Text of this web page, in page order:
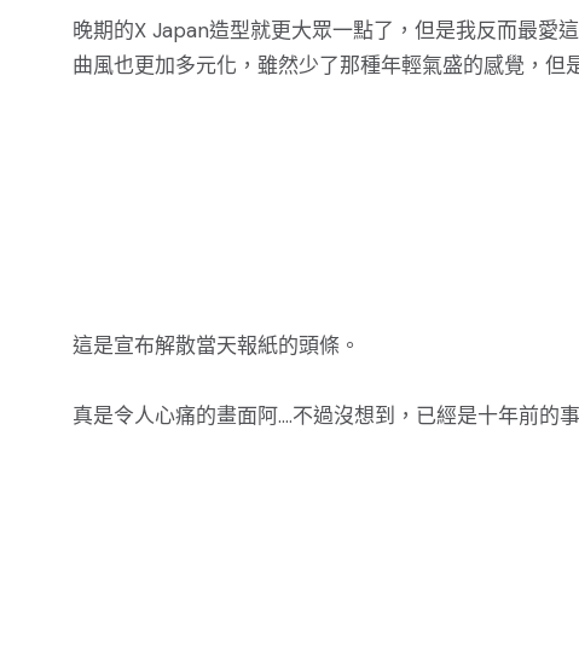
晚期的X Japan造型就更大眾一點了，但是我反而最愛
曲風也更加多元化，雖然少了那種年輕氣盛的感覺，但
這是宣布解散當天報紙的頭條。
真是令人心痛的畫面阿....不過沒想到，已經是十年前的